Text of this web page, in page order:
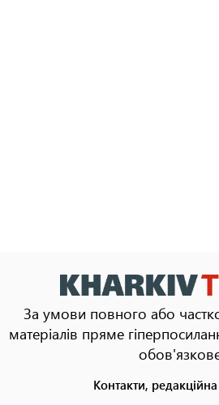
За умови повного або
матеріалів пряме
Контакти,